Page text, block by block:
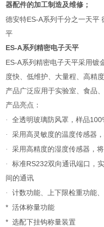
器配件的加工制造及维修；
德安特ES-A系列千分之一天平
平
ES-A系列精密电子天平
ES-A系列精密电子天平采用镀
度快、低维护、大量程、高精
产品广泛应用于实验室、食品
产品亮点：
·
全透明玻璃防风罩，样品
·
采用高灵敏度的温度传感器
·
采用高精度的湿度传感器，
·
标准RS232双向通讯端口，
间的通讯
·
计数功能、上下限检重功能
*活体称量功能
*选配下挂钩称量装置